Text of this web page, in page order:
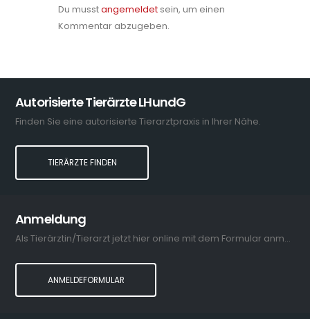
Du musstangemeldet sein, um einen
Kommentar abzugeben.
Autorisierte Tierärzte LHundG
Finden Sie eine autorisierte Tierarztpraxis in Ihrer Nähe.
TIERÄRZTE FINDEN
Anmeldung
Als Tierärztin/Tierarzt jetzt hier online mit dem Formular anmelden.
ANMELDEFORMULAR